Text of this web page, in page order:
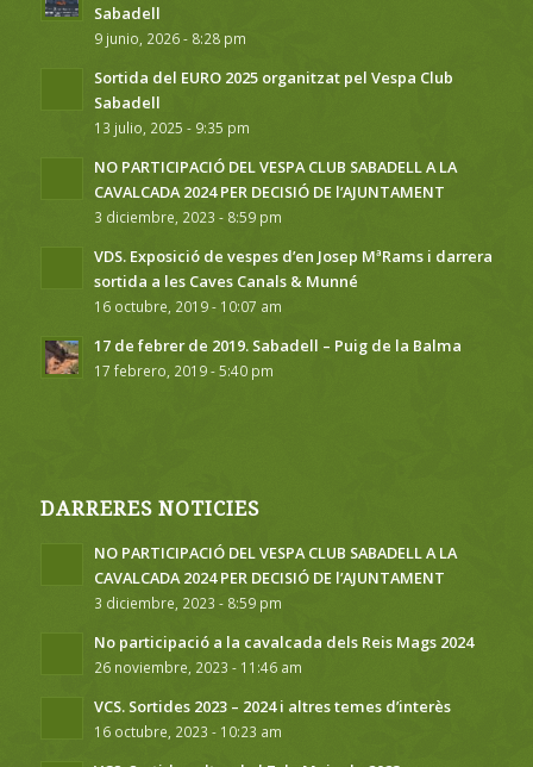
Sabadell
9 junio, 2026 - 8:28 pm
Sortida del EURO 2025 organitzat pel Vespa Club
Sabadell
13 julio, 2025 - 9:35 pm
NO PARTICIPACIÓ DEL VESPA CLUB SABADELL A LA
CAVALCADA 2024 PER DECISIÓ DE l’AJUNTAMENT
3 diciembre, 2023 - 8:59 pm
VDS. Exposició de vespes d’en Josep MªRams i darrera
sortida a les Caves Canals & Munné
16 octubre, 2019 - 10:07 am
17 de febrer de 2019. Sabadell – Puig de la Balma
17 febrero, 2019 - 5:40 pm
DARRERES NOTICIES
NO PARTICIPACIÓ DEL VESPA CLUB SABADELL A LA
CAVALCADA 2024 PER DECISIÓ DE l’AJUNTAMENT
3 diciembre, 2023 - 8:59 pm
No participació a la cavalcada dels Reis Mags 2024
26 noviembre, 2023 - 11:46 am
VCS. Sortides 2023 – 2024 i altres temes d’interès
16 octubre, 2023 - 10:23 am